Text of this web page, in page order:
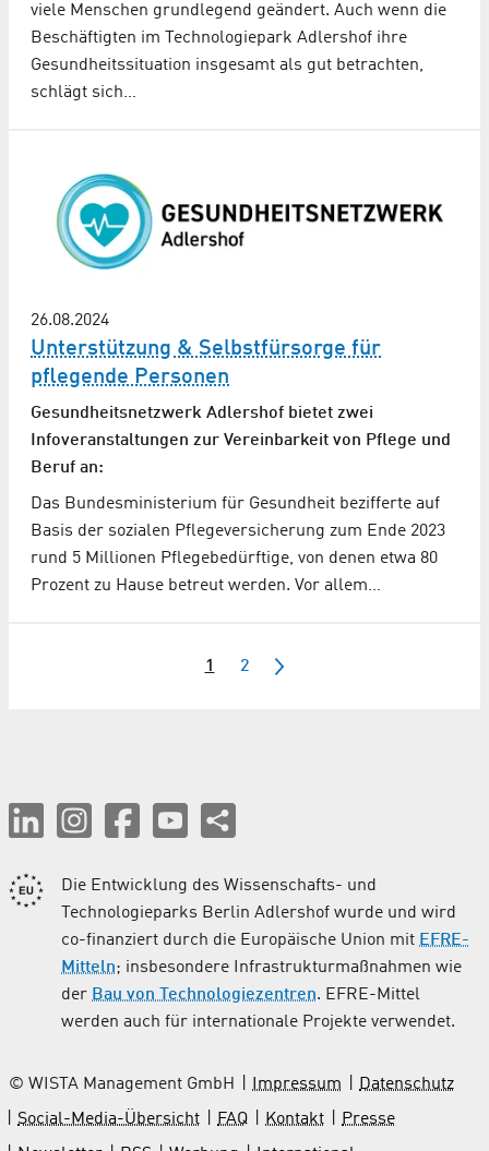
viele Menschen grundlegend geändert. Auch wenn die
Beschäftigten im Technologiepark Adlershof ihre
Gesundheitssituation insgesamt als gut betrachten,
schlägt sich…
26.08.2024
Unterstützung & Selbstfürsorge für
pflegende Personen
Gesundheitsnetzwerk Adlershof bietet zwei
Infoveranstaltungen zur Vereinbarkeit von Pflege und
Beruf an:
Das Bundesministerium für Gesundheit bezifferte auf
Basis der sozialen Pflegeversicherung zum Ende 2023
rund 5 Millionen Pflegebedürftige, von denen etwa 80
Prozent zu Hause betreut werden. Vor allem…
1 2
Die Entwicklung des Wissenschafts- und
Technologieparks Berlin Adlershof wurde und wird
co-finanziert durch die Europäische Union mit EFRE-
Mitteln; insbesondere Infrastrukturmaßnahmen wie
der Bau von Technologiezentren. EFRE-Mittel
werden auch für internationale Projekte verwendet.
© WISTA Management GmbH Impressum
Datenschutz
Social-Media-Übersicht
FAQ Kontakt
Presse